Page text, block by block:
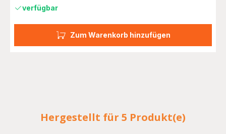
Zum Warenkorb hinzufügen
verfügbar
Hergestellt für 5 Produkt(e)